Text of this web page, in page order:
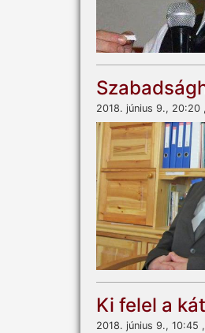
2018. június 9., 20:20
Ki felel a
2018. június 9., 10:45